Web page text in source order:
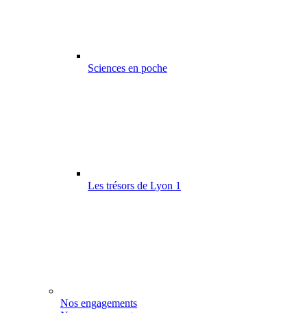
Sciences en poche
Les trésors de Lyon 1
Nos engagements